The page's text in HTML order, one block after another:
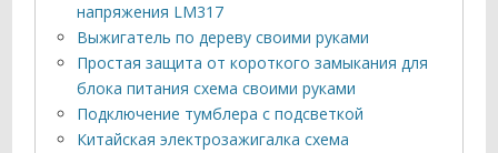
напряжения LM317
Выжигатель по дереву своими руками
Простая защита от короткого замыкания для
блока питания схема своими руками
Подключение тумблера с подсветкой
Китайская электрозажигалка схема